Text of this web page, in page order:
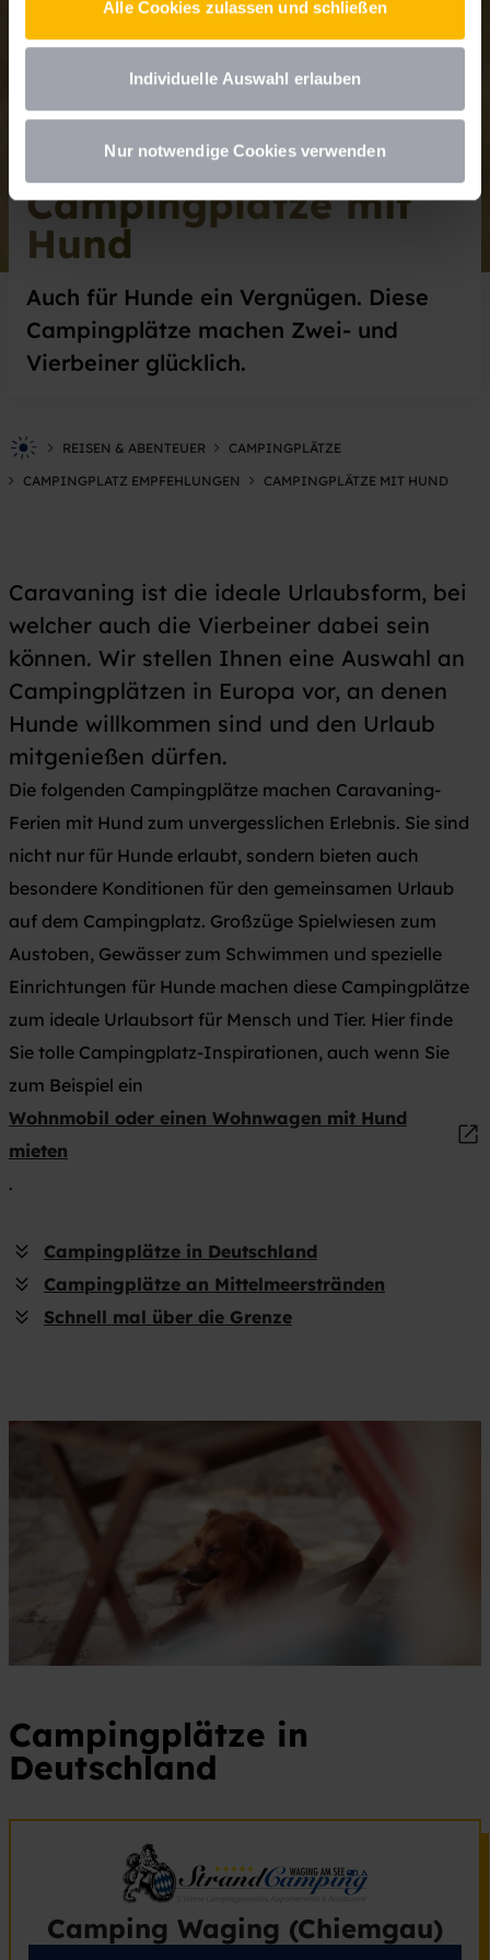
Datenschutzhinweisen.
Alle Cookies zulassen und schließen
Individuelle Auswahl erlauben
Nur notwendige Cookies verwenden
Campingplätze mit
Hund
Auch für Hunde ein Vergnügen. Diese
Campingplätze machen Zwei- und
Vierbeiner glücklich.
REISEN & ABENTEUER
CAMPINGPLÄTZE
CAMPINGPLATZ EMPFEHLUNGEN
CAMPINGPLÄTZE MIT HUND
Caravaning ist die ideale Urlaubsform, bei
welcher auch die Vierbeiner dabei sein
können. Wir stellen Ihnen eine Auswahl an
Campingplätzen in Europa vor, an denen
Hunde willkommen sind und den Urlaub
mitgenießen dürfen.
Die folgenden Campingplätze machen Caravaning-
Ferien mit Hund zum unvergesslichen Erlebnis. Sie sind
nicht nur für Hunde erlaubt, sondern bieten auch
besondere Konditionen für den gemeinsamen Urlaub
auf dem Campingplatz. Großzüge Spielwiesen zum
Austoben, Gewässer zum Schwimmen und spezielle
Einrichtungen für Hunde machen diese Campingplätze
zum ideale Urlaubsort für Mensch und Tier. Hier finde
Sie tolle Campingplatz-Inspirationen, auch wenn Sie
zum Beispiel ein
Wohnmobil oder einen Wohnwagen mit Hund
mieten
.
Campingplätze in Deutschland
Campingplätze an Mittelmeerstränden
Schnell mal über die Grenze
Campingplätze in
Deutschland
Camping Waging (Chiemgau)